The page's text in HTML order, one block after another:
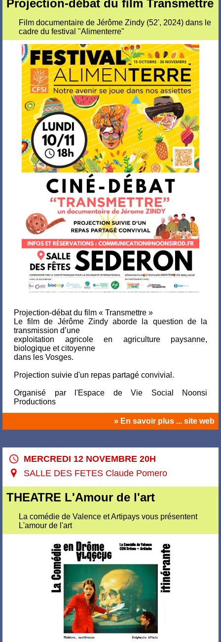
Projection-débat du film Transmettre
Film documentaire de Jérôme Zindy (52', 2024) dans le
cadre du festival "Alimenterre"
Projection-débat du film « Transmettre »
Le film de Jérôme Zindy aborde la question de la
transmission d’une
exploitation agricole en agriculture paysanne,
biologique et citoyenne
dans les Vosges.
Projection suivie d'un repas partagé convivial.
Organisé par l'Espace de Vie Social Noonsi
Productions
» En savoir plus ... site web
MERCREDI 12 NOVEMBRE 20H
SALLE DES FETES Claude Pomero
THEATRE L'Amour de l'art
La comédie de Valence et Artipays vous présentent
L'amour de l'art